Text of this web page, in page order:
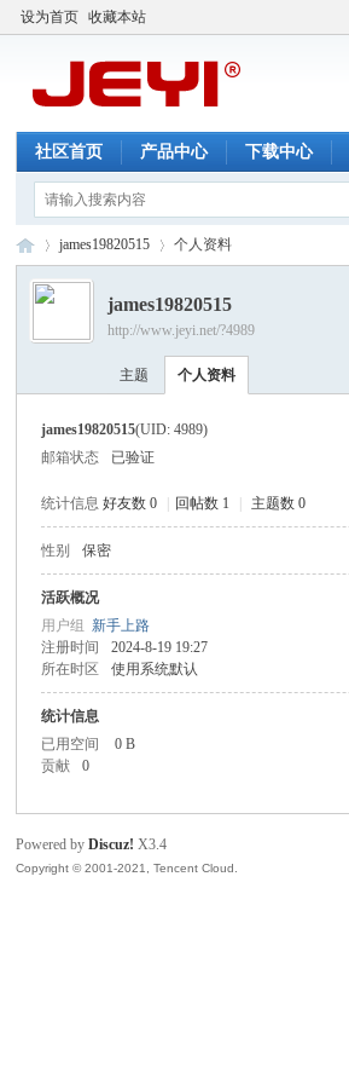
设为首页 收藏本站
社区首页 产品中心 下载中心
›
james19820515 个人资料
james19820515
http://www.jeyi.net/?4989
主题 个人资料
james19820515(UID: 4989)
邮箱状态
已验证
统计信息 好友数 0 回帖数 1 主题数 0
性别 保密
活跃概况
用户组新手上路
注册时间
2024-8-19 19:27
所在时区
使用系统默认
统计信息
已用空间
0 B
贡献
0
Powered byDiscuz! X3.4
Copyright © 2001-2021, Tencent Cloud.